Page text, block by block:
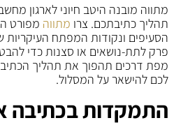
מתווה מובנה היטב חיוני לארגון
תהליך כתיבתכם. צרו מתווה מפורט
הסעיפים ונקודות המפתח
פרק לתת-נושאים או סצנות כדי
מפת דרכים תהפוך את תהליך
לכם להישאר על המסלול.
התמקדות בכתיבה